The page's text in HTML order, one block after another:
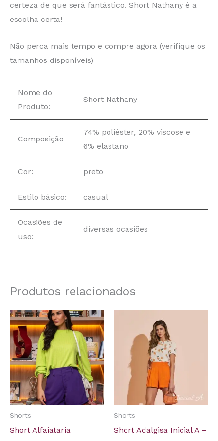
certeza de que será fantástico. Short Nathany é a
escolha certa!
Não perca mais tempo e compre agora (verifique os
tamanhos disponíveis)
Nome do
Produto:
Short Nathany
Composição
74% poliéster, 20% viscose e
6% elastano
Cor: preto
Estilo básico: casual
Ocasiões de
uso:
diversas ocasiões
Produtos relacionados
Shorts
Short Alfaiataria
Shorts
Short Adalgisa Inicial A –